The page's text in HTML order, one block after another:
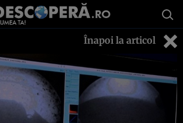
Înapoi la articol